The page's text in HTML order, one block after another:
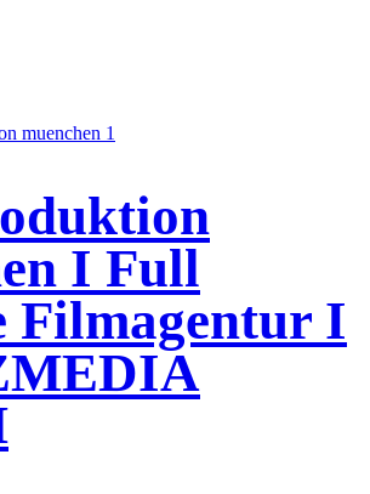
I Full
Filmagentur I